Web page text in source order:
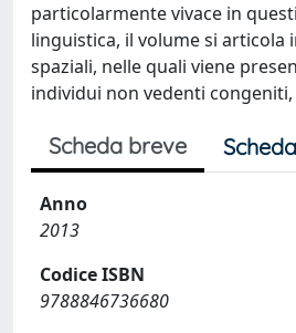
particolarmente vivace in
linguistica, il volume si articola
spaziali, nelle quali viene
individui non vedenti
Scheda breve
Anno
2013
Codice ISBN
9788846736680